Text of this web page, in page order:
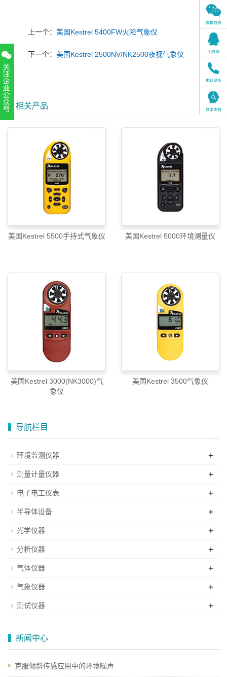
上一个： 美国Kestrel 5400FW火险气象仪
下一个： 美国Kestrel 2500NV/NK2500夜视气象仪
相关产品
美国Kestrel 5500手持式气象仪 美国Kestrel 5000环境测量仪
美国Kestrel 3000(NK3000)气
象仪
美国Kestrel 3500气象仪
导航栏目
环境监测仪器 +
测量计量仪器 +
电子电工仪表 +
半导体设备 +
光学仪器 +
分析仪器 +
气体仪器 +
气象仪器 +
测试仪器 +
新闻中心
克服倾斜传感应用中的环境噪声
扫一扫，关注官方账号